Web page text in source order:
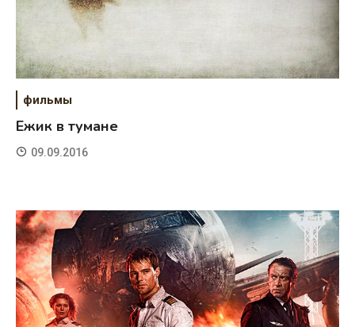
фильмы
Ежик в тумане
09.09.2016